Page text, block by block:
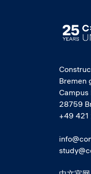
Image
Bremen
Campus
28759
+49